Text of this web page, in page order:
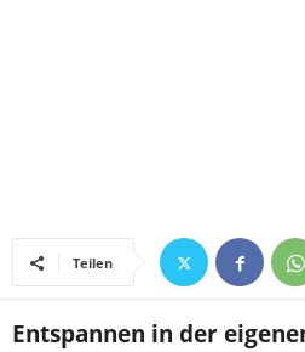
Teilen
Entspannen in der